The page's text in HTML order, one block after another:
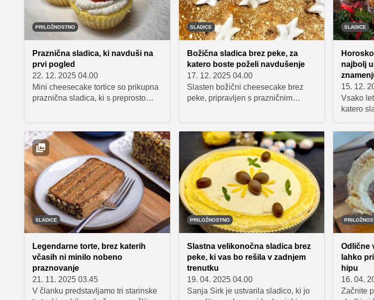
PRILOŽNOSTNO
Praznična sladica, ki navduši na
prvi pogled
22. 12. 2025 04.00
Mini cheesecake tortice so prikupna
praznična sladica, ki s preprosto
sestavinami, pekačem za mafine in
dobre pol ure časa boste ustvarili
sladico, ki je hkrati okusna in prava
paša za oči ter idealna za praznične
zabave, druženja ali sladko
razvajanje doma.
SLADICE
Božična sladica brez peke, za
katero boste poželi navdušenje
17. 12. 2025 04.00
Slasten božični cheesecake brez
peke, pripravljen s prazničnim
pekaču, kjer se čudovito vidijo
njegove tri plasti. Priprava je hitra,
enostavna in ne zahteva
slaščičarskega znanja, rezultat pa je
izjemno kremasta, bogata in
čudovita praznična sladica, ki bo
zagotovo navdušila na vsakem
decembrskem druženju.
SLADICE
najbolj
15. 12.
Vsako
katero
ima
posladek
kaj vam
katera
ustreza
SLADICE
Legendarne torte, brez katerih
včasih ni minilo nobeno
praznovanje
21. 11. 2025 03.45
V članku predstavljamo tri starinske
PRILOŽNOSTNO
Slastna velikonočna sladica brez
peke, ki vas bo rešila v zadnjem
trenutku
19. 04. 2025 04.00
Sanja Sirk je ustvarila sladico, ki jo
Odlične
lahko
hipu
16. 04.
Začnite